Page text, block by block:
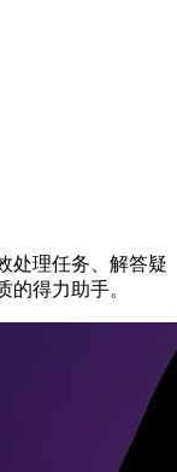
处理任务、解答疑
的得力助手。